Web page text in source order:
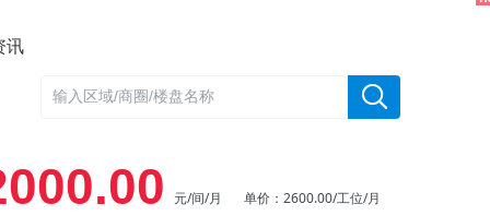
讯
元/间/月 单价：2600.00/工位/月